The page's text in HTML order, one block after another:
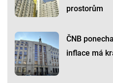
prostorům
ČNB
inflace má